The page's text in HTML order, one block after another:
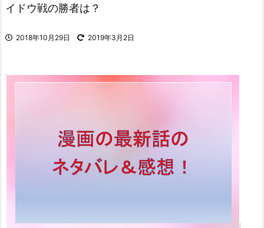
イドウ戦の勝者は？
2018年10月29日 2019年3月2日